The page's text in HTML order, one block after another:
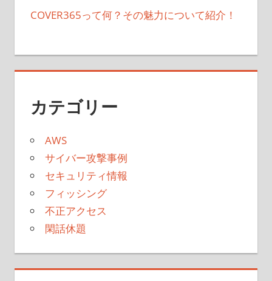
COVER365って何？その魅力について紹介！
カテゴリー
AWS
サイバー攻撃事例
セキュリティ情報
フィッシング
不正アクセス
閑話休題